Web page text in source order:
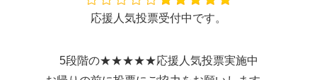
応援人気投票受付中です。
5段階の★★★★★応援人気投票実施中